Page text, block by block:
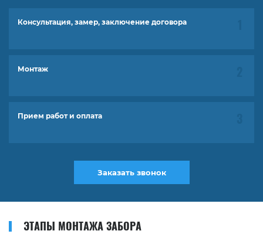
Консультация, замер, заключение договора
Монтаж
Прием работ и оплата
Заказать звонок
ЭТАПЫ МОНТАЖА ЗАБОРА